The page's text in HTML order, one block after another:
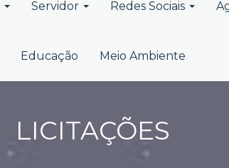
Servidor Redes Sociais
Educação Meio Ambiente
LICITAÇÕES